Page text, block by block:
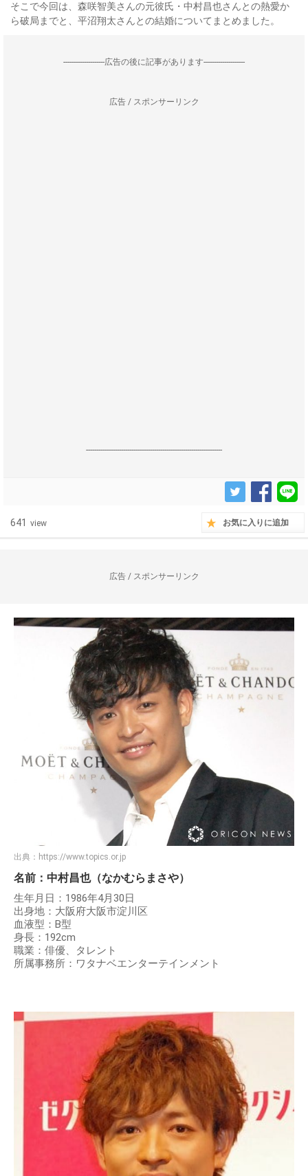
そこで今回は、森咲智美さんの元彼氏・中村昌也さんとの熱愛か
ら破局までと、平沼翔太さんとの結婚についてまとめました。
--------------------広告の後に記事があります--------------------
広告 / スポンサーリンク
------------------------------------------------------------------
641 view お気に入りに追加
広告 / スポンサーリンク
出典： https://www.topics.or.jp
名前：中村昌也（なかむらまさや）
生年月日：1986年4月30日
出身地：大阪府大阪市淀川区
血液型：B型
身長：192cm
職業：俳優、タレント
所属事務所：ワタナベエンターテインメント